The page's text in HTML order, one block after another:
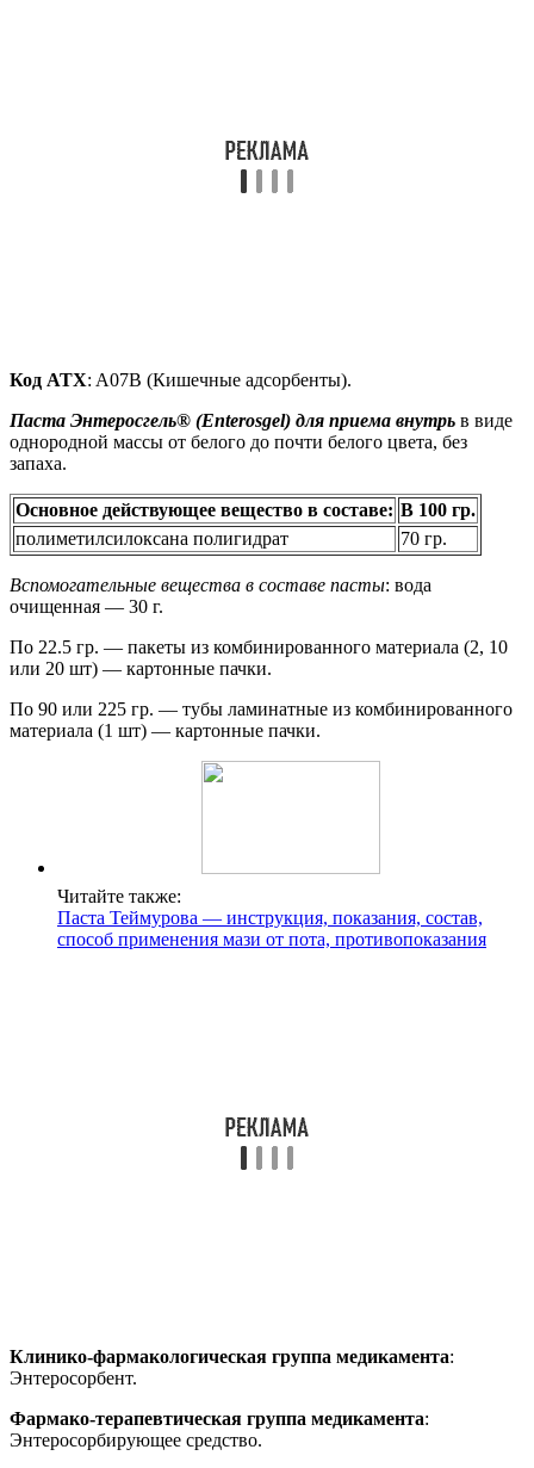
Код ATX: A07B (Кишечные адсорбенты).
Паста Энтеросгель® (Enterosgel) для приема внутрь в виде
однородной массы от белого до почти белого цвета, без
запаха.
Основное действующее вещество в составе: В 100 гр.
полиметилсилоксана полигидрат
70 гр.
Вспомогательные вещества в составе пасты: вода
очищенная — 30 г.
По 22.5 гр. — пакеты из комбинированного материала (2, 10
или 20 шт) — картонные пачки.
По 90 или 225 гр. — тубы ламинатные из комбинированного
материала (1 шт) — картонные пачки.
Читайте также:
Паста Теймурова — инструкция, показания, состав,
способ применения мази от пота, противопоказания
Клинико-фармакологическая группа медикамента:
Энтеросорбент.
Фармако-терапевтическая группа медикамента:
Энтеросорбирующее средство.